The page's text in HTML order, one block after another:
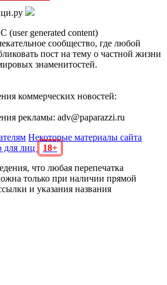
(user generated content)
сообщество, где любой
пост на тему о частной жизни
знаменитостей.
коммерческих новостей:
рекламы: adv@paparazzi.ru
Некоторые материалы сайта
для лиц
18+
что любая перепечатка
только при наличии прямой
и указания названия